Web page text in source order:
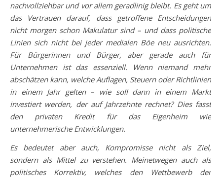
nachvollziehbar und vor allem geradlinig bleibt. Es geht um
das Vertrauen darauf, dass getroffene Entscheidungen
nicht morgen schon Makulatur sind – und dass politische
Linien sich nicht bei jeder medialen Böe neu ausrichten.
Für Bürgerinnen und Bürger, aber gerade auch für
Unternehmen ist das essenziell. Wenn niemand mehr
abschätzen kann, welche Auflagen, Steuern oder Richtlinien
in einem Jahr gelten – wie soll dann in einem Markt
investiert werden, der auf Jahrzehnte rechnet? Dies fasst
den privaten Kredit für das Eigenheim wie
unternehmerische Entwicklungen.
Es bedeutet aber auch, Kompromisse nicht als Ziel,
sondern als Mittel zu verstehen. Meinetwegen auch als
politisches Korrektiv, welches den Wettbewerb der